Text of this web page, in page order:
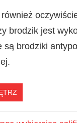
brodzik jest
są brodziki